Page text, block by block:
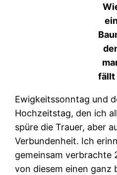
fällt
Ewigkeitssonntag und
Hochzeitstag, den ich
spüre die Trauer, aber
Verbundenheit. Ich
gemeinsam verbrachte
von diesem einen ganz